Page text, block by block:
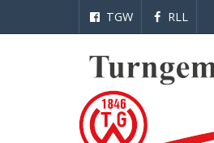
TGW RLL